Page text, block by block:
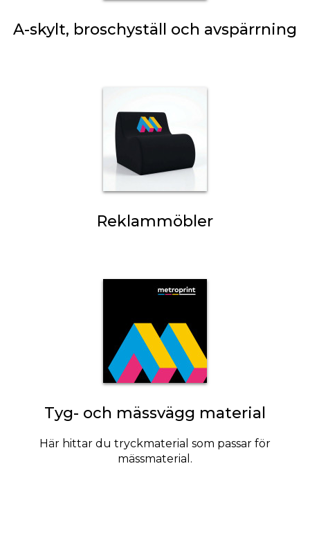
A-skylt, broschyställ och avspärrning
Reklammöbler
Tyg- och mässvägg material
Här hittar du tryckmaterial som passar för
mässmaterial.